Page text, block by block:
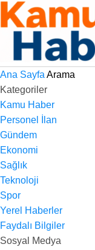
Ana Sayfa Arama
Kategoriler
Kamu Haber
Personel İlan
Gündem
Ekonomi
Sağlık
Teknoloji
Spor
Yerel Haberler
Faydalı Bilgiler
Sosyal Medya